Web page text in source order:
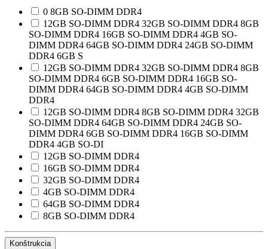
0 8GB SO-DIMM DDR4
12GB SO-DIMM DDR4 32GB SO-DIMM DDR4 8GB
SO-DIMM DDR4 16GB SO-DIMM DDR4 4GB SO-
DIMM DDR4 64GB SO-DIMM DDR4 24GB SO-DIMM
DDR4 6GB S
12GB SO-DIMM DDR4 32GB SO-DIMM DDR4 8GB
SO-DIMM DDR4 6GB SO-DIMM DDR4 16GB SO-
DIMM DDR4 64GB SO-DIMM DDR4 4GB SO-DIMM
DDR4
12GB SO-DIMM DDR4 8GB SO-DIMM DDR4 32GB
SO-DIMM DDR4 64GB SO-DIMM DDR4 24GB SO-
DIMM DDR4 6GB SO-DIMM DDR4 16GB SO-DIMM
DDR4 4GB SO-DI
12GB SO-DIMM DDR4
16GB SO-DIMM DDR4
32GB SO-DIMM DDR4
4GB SO-DIMM DDR4
64GB SO-DIMM DDR4
8GB SO-DIMM DDR4
Konštrukcia